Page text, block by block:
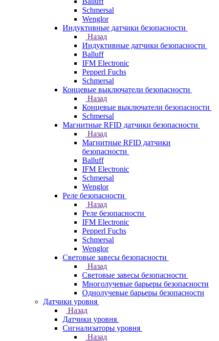
Schmersal
Wenglor
Индуктивные датчики безопасности
Назад
Индуктивные датчики безопасности
Balluff
IFM Electronic
Pepperl Fuchs
Schmersal
Концевые выключатели безопасности
Назад
Концевые выключатели безопасности
Schmersal
Магнитные RFID датчики безопасности
Назад
Магнитные RFID датчики
безопасности
Balluff
IFM Electronic
Schmersal
Wenglor
Реле безопасности
Назад
Реле безопасности
IFM Electronic
Pepperl Fuchs
Schmersal
Wenglor
Световые завесы безопасности
Назад
Световые завесы безопасности
Многолучевые барьеры безопасности
Однолучевые барьеры безопасности
Датчики уровня
Назад
Датчики уровня
Сигнализаторы уровня
Назад